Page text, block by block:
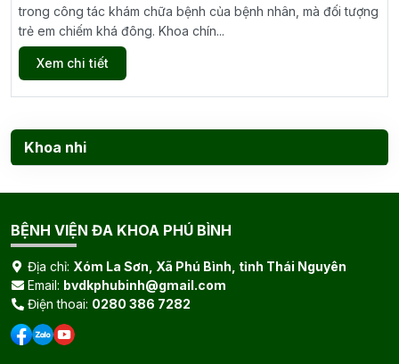
Khoa nhi
trong công tác khám chữa bệnh của bệnh nhân, mà đối tượng
trẻ em chiếm khá đông. Khoa chín...
Xem chi tiết
BỆNH VIỆN ĐA KHOA PHÚ BÌNH
Địa chỉ: Xóm La Sơn, Xã Phú Bình, tỉnh Thái Nguyên
Email: bvdkphubinh@gmail.com
Điện thoai: 0280 386 7282